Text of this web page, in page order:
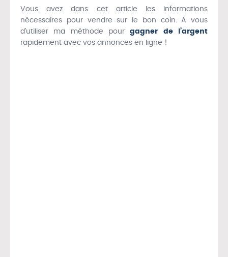
Vous avez dans cet article les informations
nécessaires pour vendre sur le bon coin. A vous
d’utiliser ma méthode pourgagner de l’argent
rapidement avec vos annonces en ligne !